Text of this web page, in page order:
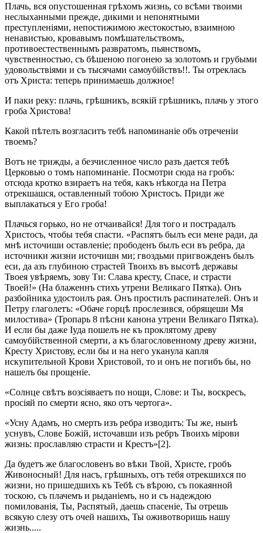
Плачь, вся опустошенная грѣхомъ жизнь, со всѣми твоими
неслыханными прежде, дикими и непонятными
преступленіями, непостижимою жестокостью, взаимною
ненавистью, кровавымъ помѣшательствомъ,
противоестественнымъ развратомъ, пьянствомъ,
чувственностью, съ бѣшеною погонею за золотомъ и грубыми
удовольствіями и съ тысячами самоубійствъ!!. Ты отреклась
отъ Христа: теперь принимаешь должное!
И паки реку: плачь, грѣшникъ, всякій грѣшникъ, плачь у этого
гроба Христова!
Какой пѣтелъ возгласитъ тебѣ напоминаніе объ отреченіи
твоемъ?
Вотъ не трижды, а безчисленное число разъ дается тебѣ
Церковью о томъ напоминаніе. Посмотри сюда на гробъ:
отсюда кротко взираетъ на тебя, какъ нѣкогда на Петра
отрекшашся, оставленный тобою Христосъ. Приди же
выплакаться у Его гроба!
Плачься горько, но не отчаивайся! Для того и пострадалъ
Христосъ, чтобы тебя спасти. «Распятъ былъ еси мене ради, да
мнѣ источиши оставленіе; прободенъ былъ еси въ ребра, да
источники жизни источишн ми; гвоздьми пригвожденъ былъ
еси, да азъ глубиною страстей Твоихъ въ высотѣ державы
Твоея увѣряемъ, зову Ти: Слава кресту, Спасе, и страсти
Твоей!» (На блаженнъ стихъ утрени Великаго Пятка). Онъ
разбойника удостоилъ рая. Онъ простилъ распинателей. Онъ и
Петру глаголетъ: «Обаче горцѣ прослезився, обрящеши Мя
милостива» (Тропарь 8 пѣсни канона утрени Великаго Пятка).
И если бы даже Іуда пошелъ не къ проклятому древу
самоубійственной смерти, а къ благословенному древу жизни,
Кресту Христову, если бы и на него уканула капля
искупительной Крови Христовой, то и онъ не погибъ бы, но
нашелъ бы прощеніе.
«Солнце свѣтъ возсіяваетъ по нощи, Слове: и Ты, воскресъ,
просіяй по смерти ясно, яко отъ чертога».
«Усну Адамъ, но смерть изъ ребра изводитъ: Ты же, нынѣ
уснувъ, Слове Божій, источавши изъ ребръ Твоихъ мірови
жизнь: прославляю страсти и Крестъ»[2].
Да будетъ же благословенъ во вѣки Твой, Христе, гробъ
Живоносный! Для насъ, грѣшныхъ, отъ тебя отрекшихся по
жизни, но пришедшихъ къ Тебѣ съ вѣрою, съ покаянной
тоскою, съ плачемъ и рыданіемъ, но и съ надеждою
помилованія, Ты, Распятый, даешь спасеніе, Ты отрешь
всякую слезу отъ очей нашихъ, Ты оживотворишь нашу
жизнь.....